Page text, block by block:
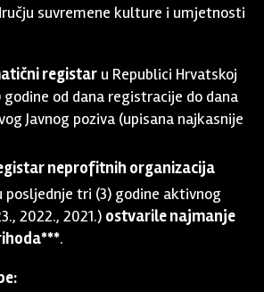
suvremene kulture i umjetnosti
registar u Republici Hrvatskoj
od dana registracije do dana
Javnog poziva (upisana najkasnije
neprofitnih organizacija
posljednje tri (3) godine aktivnog
2022., 2021.) ostvarile najmanje
.